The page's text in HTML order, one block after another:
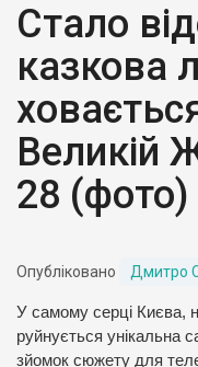
Стало
казкова
Великій
28 (фото)
Опубліковано Дмитро
У самому серці Києва,
руйнується унікальна
зйомок сюжету для